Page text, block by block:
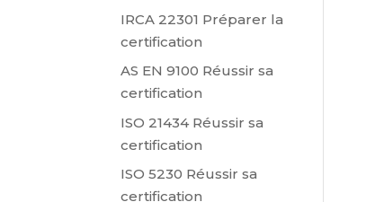
IRCA 22301 Préparer la
certification
AS EN 9100 Réussir sa
certification
ISO 21434 Réussir sa
certification
ISO 5230 Réussir sa
certification